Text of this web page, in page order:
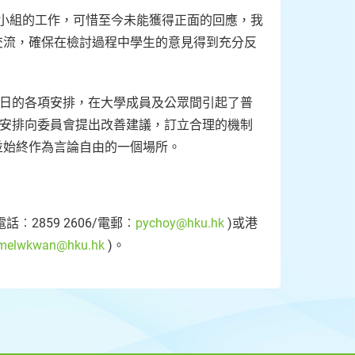
組的工作，可惜至今未能獲得正面的回應，我
，確保在檢討過程中學生的意見得到充分反
的各項安排，在大學成員及公眾間引起了普
排向委員會提出改善建議，訂立合理的機制
終作為言論自由的一個場所。
︰2859 2606/電郵︰ pychoy@hku.hk )或港
)。